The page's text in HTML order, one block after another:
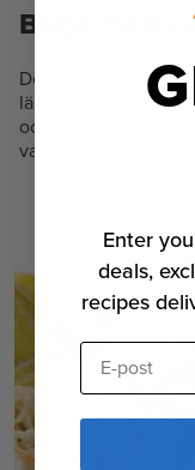
Börja med
Det är roligt och
lägena ovan för att
också tagit fram
var du ska börja.
Enter
deals,
recipes
E-post